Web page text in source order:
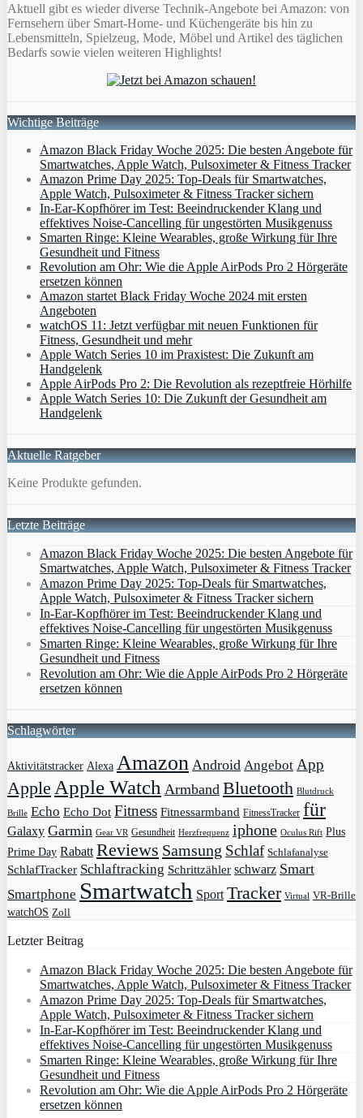
Aktuell gibt es wieder diverse Technik-Angebote bei Amazon: von
Fernsehern über Smart-Home- und Küchengeräte bis hin zu
Lebensmitteln, Spielzeug, Mode, Möbel und Artikel des täglichen
Bedarfs sowie vielen weiteren Highlights!
Wichtige Beiträge
Amazon Black Friday Woche 2025: Die besten Angebote für
Smartwatches, Apple Watch, Pulsoximeter & Fitness Tracker
Amazon Prime Day 2025: Top-Deals für Smartwatches,
Apple Watch, Pulsoximeter & Fitness Tracker sichern
In-Ear-Kopfhörer im Test: Beeindruckender Klang und
effektives Noise-Cancelling für ungestörten Musikgenuss
Smarten Ringe: Kleine Wearables, große Wirkung für Ihre
Gesundheit und Fitness
Revolution am Ohr: Wie die Apple AirPods Pro 2 Hörgeräte
ersetzen können
Amazon startet Black Friday Woche 2024 mit ersten
Angeboten
watchOS 11: Jetzt verfügbar mit neuen Funktionen für
Fitness, Gesundheit und mehr
Apple Watch Series 10 im Praxistest: Die Zukunft am
Handgelenk
Apple AirPods Pro 2: Die Revolution als rezeptfreie Hörhilfe
Apple Watch Series 10: Die Zukunft der Gesundheit am
Handgelenk
Aktuelle Ratgeber
Keine Produkte gefunden.
Letzte Beiträge
Amazon Black Friday Woche 2025: Die besten Angebote für
Smartwatches, Apple Watch, Pulsoximeter & Fitness Tracker
Amazon Prime Day 2025: Top-Deals für Smartwatches,
Apple Watch, Pulsoximeter & Fitness Tracker sichern
In-Ear-Kopfhörer im Test: Beeindruckender Klang und
effektives Noise-Cancelling für ungestörten Musikgenuss
Smarten Ringe: Kleine Wearables, große Wirkung für Ihre
Gesundheit und Fitness
Revolution am Ohr: Wie die Apple AirPods Pro 2 Hörgeräte
ersetzen können
Schlagwörter
Aktivitätstracker Alexa Amazon Android Angebot App
Apple Apple Watch Armband Bluetooth Blutdruck
Brille Echo Echo Dot Fitness Fitnessarmband FitnessTracker für
Galaxy Garmin Gear VR Gesundheit Herzfrequenz iphone Oculus Rift Plus
Prime Day Rabatt Reviews Samsung Schlaf Schlafanalyse
SchlafTracker Schlaftracking Schrittzähler schwarz Smart
Smartphone Smartwatch Sport Tracker Virtual VR-Brille
watchOS Zoll
Letzter Beitrag
Amazon Black Friday Woche 2025: Die besten Angebote für
Smartwatches, Apple Watch, Pulsoximeter & Fitness Tracker
Amazon Prime Day 2025: Top-Deals für Smartwatches,
Apple Watch, Pulsoximeter & Fitness Tracker sichern
In-Ear-Kopfhörer im Test: Beeindruckender Klang und
effektives Noise-Cancelling für ungestörten Musikgenuss
Smarten Ringe: Kleine Wearables, große Wirkung für Ihre
Gesundheit und Fitness
Revolution am Ohr: Wie die Apple AirPods Pro 2 Hörgeräte
ersetzen können